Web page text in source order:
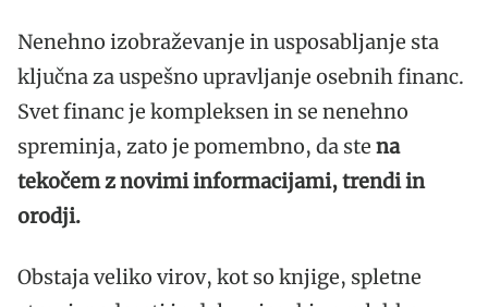
Nenehno izobraževanje in usposabljanje sta
ključna za uspešno upravljanje osebnih financ.
Svet financ je kompleksen in se nenehno
spreminja, zato je pomembno, da ste na
tekočem z novimi informacijami, trendi in
orodji.
Obstaja veliko virov, kot so knjige, spletne